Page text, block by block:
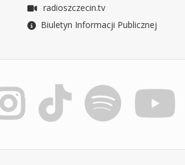
radioszczecin.tv
Biuletyn Informacji Publicznej